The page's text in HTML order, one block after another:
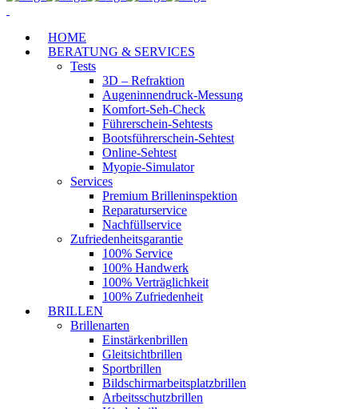
HOME
BERATUNG & SERVICES
Tests
3D – Refraktion
Augeninnendruck-Messung
Komfort-Seh-Check
Führerschein-Sehtests
Bootsführerschein-Sehtest
Online-Sehtest
Myopie-Simulator
Services
Premium Brilleninspektion
Reparaturservice
Nachfüllservice
Zufriedenheitsgarantie
100% Service
100% Handwerk
100% Verträglichkeit
100% Zufriedenheit
BRILLEN
Brillenarten
Einstärkenbrillen
Gleitsichtbrillen
Sportbrillen
Bildschirmarbeitsplatzbrillen
Arbeitsschutzbrillen